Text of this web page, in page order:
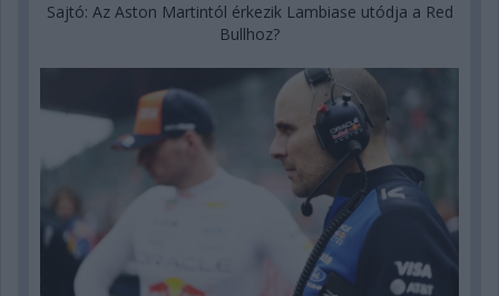
Sajtó: Az Aston Martintól érkezik Lambiase utódja a Red
Bullhoz?